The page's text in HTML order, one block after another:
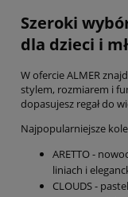
Szeroki
dla dzieci i
W ofercie ALMER
stylem, rozmiarem i
dopasujesz regał do
Najpopularniejsze
ARETTO -
liniach i
CLOUDS -